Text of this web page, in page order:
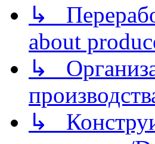
↳
about
↳
↳